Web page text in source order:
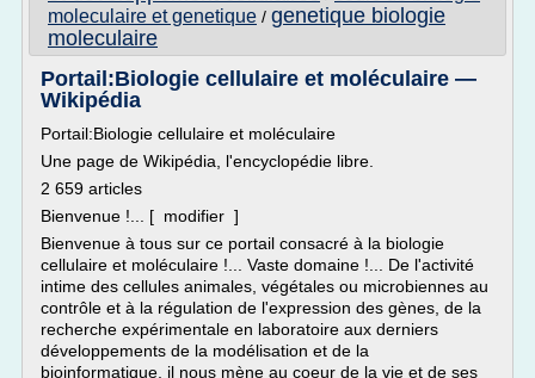
moleculaire et genetique / genetique biologie
moleculaire
Portail:Biologie cellulaire et moléculaire —
Wikipédia
Portail:Biologie cellulaire et moléculaire
Une page de Wikipédia, l'encyclopédie libre.
2 659 articles
Bienvenue !... [ modifier ]
Bienvenue à tous sur ce portail consacré à la biologie
cellulaire et moléculaire !... Vaste domaine !... De l'activité
intime des cellules animales, végétales ou microbiennes au
contrôle et à la régulation de l'expression des gènes, de la
recherche expérimentale en laboratoire aux derniers
développements de la modélisation et de la
bioinformatique, il nous mène au coeur de la vie et de ses